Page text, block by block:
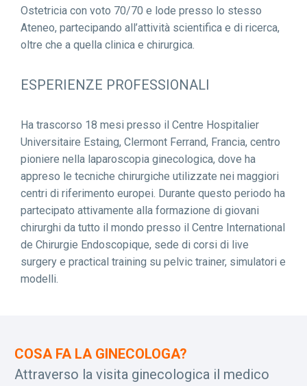
Ostetricia con voto 70/70 e lode presso lo stesso
Ateneo, partecipando all’attività scientifica e di ricerca,
oltre che a quella clinica e chirurgica.
ESPERIENZE PROFESSIONALI
Ha trascorso 18 mesi presso il Centre Hospitalier
Universitaire Estaing, Clermont Ferrand, Francia, centro
pioniere nella laparoscopia ginecologica, dove ha
appreso le tecniche chirurgiche utilizzate nei maggiori
centri di riferimento europei. Durante questo periodo ha
partecipato attivamente alla formazione di giovani
chirurghi da tutto il mondo presso il Centre International
de Chirurgie Endoscopique, sede di corsi di live
surgery e practical training su pelvic trainer, simulatori e
modelli.
COSA FA LA GINECOLOGA?
Attraverso la visita ginecologica il medico